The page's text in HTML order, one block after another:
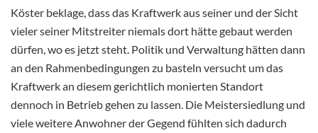
Köster beklage, dass das Kraftwerk aus seiner und der Sicht
vieler seiner Mitstreiter niemals dort hätte gebaut werden
dürfen, wo es jetzt steht. Politik und Verwaltung hätten dann
an den Rahmenbedingungen zu basteln versucht um das
Kraftwerk an diesem gerichtlich monierten Standort
dennoch in Betrieb gehen zu lassen. Die Meistersiedlung und
viele weitere Anwohner der Gegend fühlten sich dadurch